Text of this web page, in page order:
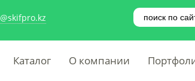
Каталог О компании